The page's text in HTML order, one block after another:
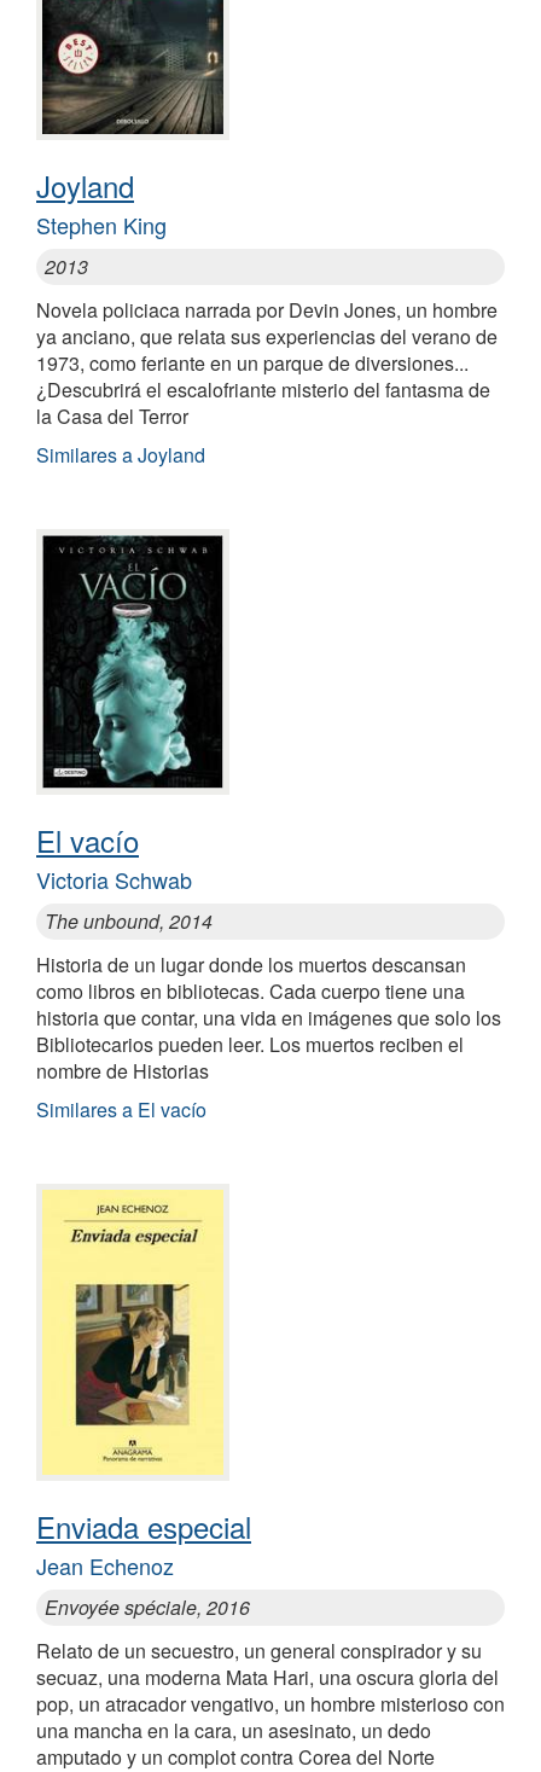
Joyland
Stephen King
2013
Novela policiaca narrada por Devin Jones, un hombre
ya anciano, que relata sus experiencias del verano de
1973, como feriante en un parque de diversiones...
¿Descubrirá el escalofriante misterio del fantasma de
la Casa del Terror
Similares a Joyland
El vacío
Victoria Schwab
The unbound, 2014
Historia de un lugar donde los muertos descansan
como libros en bibliotecas. Cada cuerpo tiene una
historia que contar, una vida en imágenes que solo los
Bibliotecarios pueden leer. Los muertos reciben el
nombre de Historias
Similares a El vacío
Enviada especial
Jean Echenoz
Envoyée spéciale, 2016
Relato de un secuestro, un general conspirador y su
secuaz, una moderna Mata Hari, una oscura gloria del
pop, un atracador vengativo, un hombre misterioso con
una mancha en la cara, un asesinato, un dedo
amputado y un complot contra Corea del Norte